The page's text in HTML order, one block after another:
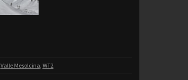
Valle Mesolcina, WT2